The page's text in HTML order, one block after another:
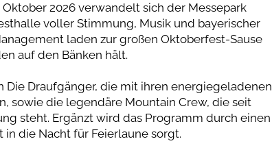
Oktober 2026 verwandelt sich der Messepark
voller Stimmung, Musik und bayerischer
laden zur großen Oktoberfest-Sause
auf den Bänken hält.
Draufgänger, die mit ihren energiegeladenen
sowie die legendäre Mountain Crew, die seit
steht. Ergänzt wird das Programm durch einen
in die Nacht für Feierlaune sorgt.